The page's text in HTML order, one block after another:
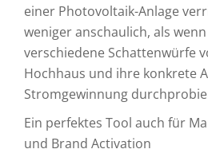
einer Photovoltaik-Anlage
weniger anschaulich, als
verschiedene Schattenwürfe
Hochhaus und ihre konkrete
Stromgewinnung
Ein perfektes Tool auch für
und Brand Activation